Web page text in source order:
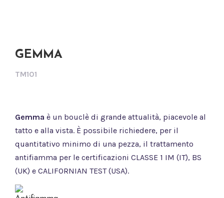
GEMMA
TM101
Gemma è un bouclè di grande attualità, piacevole al
tatto e alla vista. È possibile richiedere, per il
quantitativo minimo di una pezza, il trattamento
antifiamma per le certificazioni CLASSE 1 IM (IT), BS
(UK) e CALIFORNIAN TEST (USA).